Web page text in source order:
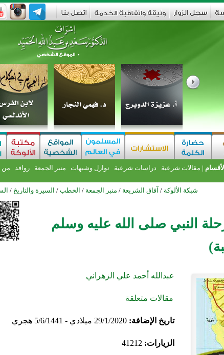
| مقالات شرعية دراسات شرعية نوازل وشبهات منبر الجمعة روافد
من
شبكة الألوكة / آفاق الشريعة / منبر الجمعة / الخطب / السيرة والتاريخ /
النبي صلى الله عليه وسلم
عبدالله أحمد علي الزهراني
مقالات متعلقة
تاريخ الإضافة:29/1/2020 ميلادي - 5/6/1441 هجري
الزيارات: 41212